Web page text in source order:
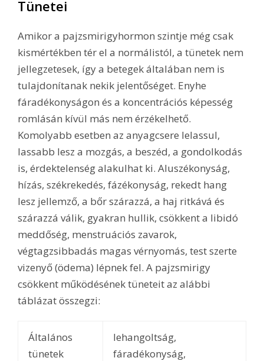
Tünetei
Amikor a pajzsmirigyhormon szintje még csak
kismértékben tér el a normálistól, a tünetek nem
jellegzetesek, így a betegek általában nem is
tulajdonítanak nekik jelentőséget. Enyhe
fáradékonyságon és a koncentrációs képesség
romlásán kívül más nem érzékelhető.
Komolyabb esetben az anyagcsere lelassul,
lassabb lesz a mozgás, a beszéd, a gondolkodás
is, érdektelenség alakulhat ki. Aluszékonyság,
hízás, székrekedés, fázékonyság, rekedt hang
lesz jellemző, a bőr szárazzá, a haj ritkává és
szárazzá válik, gyakran hullik, csökkent a libidó
meddőség, menstruációs zavarok,
végtagzsibbadás magas vérnyomás, test szerte
vizenyő (ödema) lépnek fel. A pajzsmirigy
csökkent működésének tüneteit az alábbi
táblázat összegzi:
Általános
tünetek
lehangoltság,
fáradékonyság,